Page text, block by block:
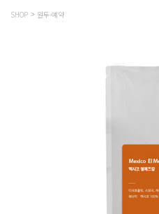
SHOP 원두-예약